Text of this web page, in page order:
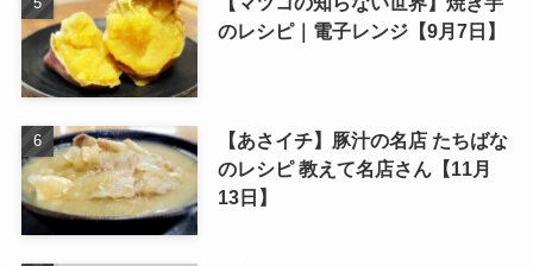
のレシピ｜電子レンジ【9月7日】
【あさイチ】豚汁の名店 たちばな
のレシピ 教えて名店さん【11月
13日】